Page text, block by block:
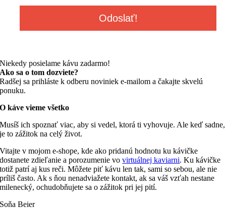
Niekedy posielame kávu zadarmo!
Ako sa o tom dozviete?
Radšej sa prihláste k odberu noviniek e-mailom a čakajte skvelú
ponuku.
O káve vieme všetko
Musíš ich spoznať viac, aby si vedel, ktorá ti vyhovuje. Ale keď sadne,
je to zážitok na celý život.
Vitajte v mojom e-shope, kde ako pridanú hodnotu ku kávičke
dostanete zdieľanie a porozumenie vovirtuálnej kaviarni. Ku kávičke
totiž patrí aj kus reči. Môžete piť kávu len tak, sami so sebou, ale nie
príliš často. Ak s ňou nenadviažete kontakt, ak sa váš vzťah nestane
milenecký, ochudobňujete sa o zážitok pri jej pití.
Soňa Beier